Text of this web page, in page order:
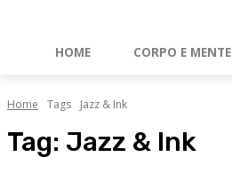
HOME CORPO E MENTE
Home Tags Jazz & Ink
Tag: Jazz & Ink